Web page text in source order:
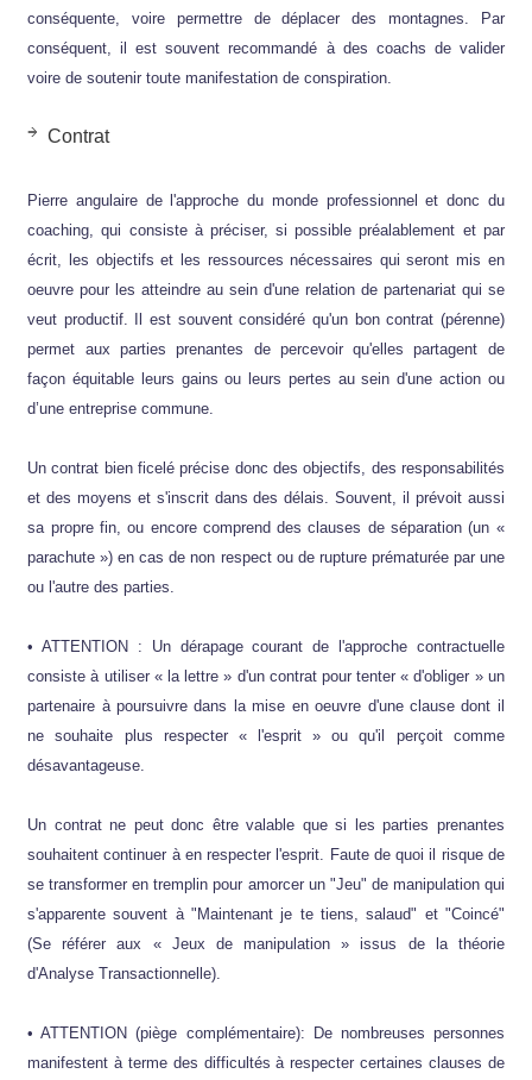
conséquente, voire permettre de déplacer des montagnes. Par
conséquent, il est souvent recommandé à des coachs de valider
voire de soutenir toute manifestation de conspiration.
Contrat
Pierre angulaire de l'approche du monde professionnel et donc du
coaching, qui consiste à préciser, si possible préalablement et par
écrit, les objectifs et les ressources nécessaires qui seront mis en
oeuvre pour les atteindre au sein d'une relation de partenariat qui se
veut productif. Il est souvent considéré qu'un bon contrat (pérenne)
permet aux parties prenantes de percevoir qu'elles partagent de
façon équitable leurs gains ou leurs pertes au sein d'une action ou
d’une entreprise commune.
Un contrat bien ficelé précise donc des objectifs, des responsabilités
et des moyens et s'inscrit dans des délais. Souvent, il prévoit aussi
sa propre fin, ou encore comprend des clauses de séparation (un «
parachute ») en cas de non respect ou de rupture prématurée par une
ou l'autre des parties.
• ATTENTION : Un dérapage courant de l'approche contractuelle
consiste à utiliser « la lettre » d'un contrat pour tenter « d'obliger » un
partenaire à poursuivre dans la mise en oeuvre d'une clause dont il
ne souhaite plus respecter « l'esprit » ou qu'il perçoit comme
désavantageuse.
Un contrat ne peut donc être valable que si les parties prenantes
souhaitent continuer à en respecter l'esprit. Faute de quoi il risque de
se transformer en tremplin pour amorcer un "Jeu" de manipulation qui
s'apparente souvent à "Maintenant je te tiens, salaud" et "Coincé"
(Se référer aux « Jeux de manipulation » issus de la théorie
d'Analyse Transactionnelle).
• ATTENTION (piège complémentaire): De nombreuses personnes
manifestent à terme des difficultés à respecter certaines clauses de